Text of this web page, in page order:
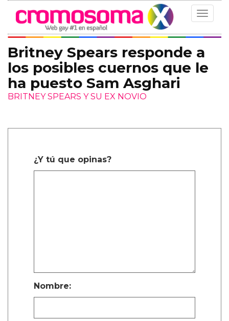
Toggle
Britney Spears responde a
los posibles cuernos que le
ha puesto Sam Asghari
BRITNEY SPEARS Y SU EX NOVIO
¿Y tú que opinas?
Nombre: